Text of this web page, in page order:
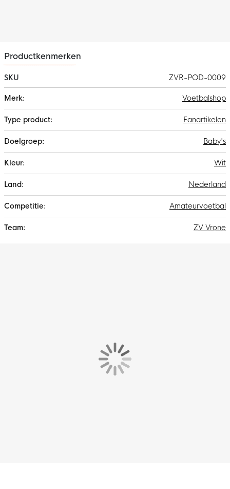
Productkenmerken
SKU
ZVR-POD-0009
informatie
Voetbalshop
Fanartikelen
Baby's
Wit
Nederland
Amateurvoetbal
ZV Vrone